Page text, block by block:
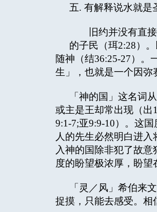
五. 有解释说水就是
旧约并没有直接
的子民（珥2:28）
随神（结36:25-27）。
生」，也就是一个因弥
「神的国」这名词
或主是王却常出现（出
9:1-7;亚9:9-10）。这
人的先生必然明白进
入神的国除非犯了故意
度的盼望极浓厚，盼
「灵／风」希伯来
捉摸，只能去感受。相